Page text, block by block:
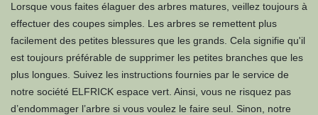
Lorsque vous faites élaguer des arbres matures, veillez toujours à
effectuer des coupes simples. Les arbres se remettent plus
facilement des petites blessures que les grands. Cela signifie qu'il
est toujours préférable de supprimer les petites branches que les
plus longues. Suivez les instructions fournies par le service de
notre société ELFRICK espace vert. Ainsi, vous ne risquez pas
d’endommager l’arbre si vous voulez le faire seul. Sinon, notre